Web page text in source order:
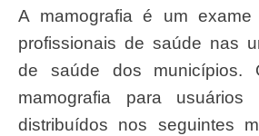
A mamografia é um exame
profissionais de saúde nas
de saúde dos municípios.
mamografia para
distribuídos nos seguintes